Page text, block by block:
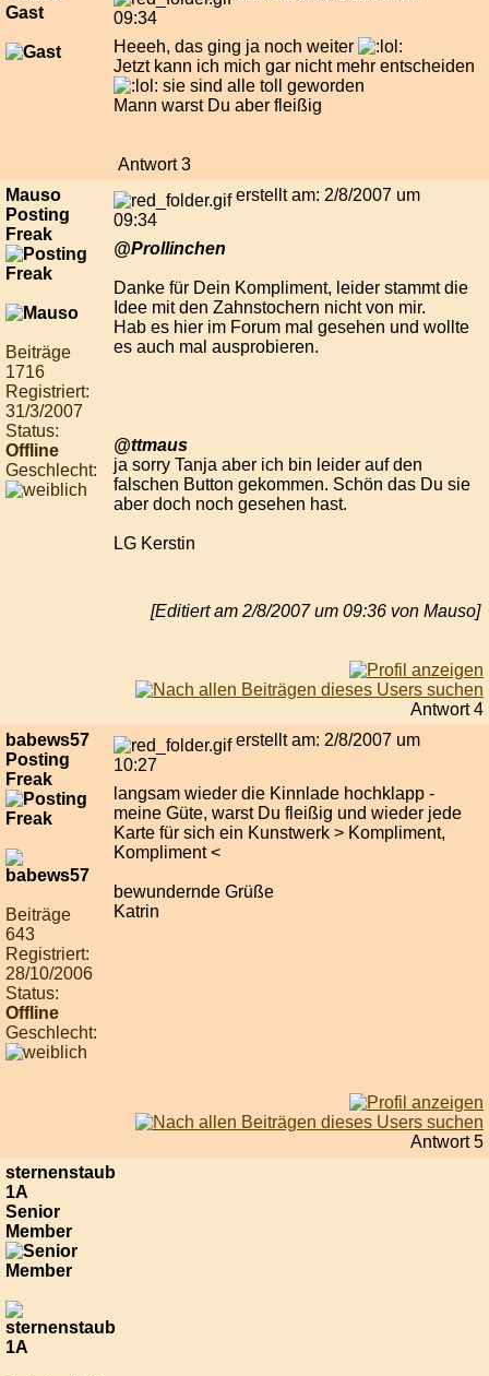
Gast
09:34
Heeeh, das ging ja noch weiter
Jetzt kann ich mich gar nicht mehr entscheiden
sie sind alle toll geworden
Mann warst Du aber fleißig
Antwort 3
Mauso
Posting
Freak
Beiträge
1716
Registriert:
31/3/2007
Status:
Offline
Geschlecht:
erstellt am: 2/8/2007 um
09:34
@Prollinchen
Danke für Dein Kompliment, leider stammt die
Idee mit den Zahnstochern nicht von mir.
Hab es hier im Forum mal gesehen und wollte
es auch mal ausprobieren.
@ttmaus
ja sorry Tanja aber ich bin leider auf den
falschen Button gekommen. Schön das Du sie
aber doch noch gesehen hast.
LG Kerstin
[Editiert am 2/8/2007 um 09:36 von Mauso]
Antwort 4
babews57
Posting
Freak
Beiträge
643
Registriert:
28/10/2006
Status:
Offline
Geschlecht:
erstellt am: 2/8/2007 um
10:27
langsam wieder die Kinnlade hochklapp -
meine Güte, warst Du fleißig und wieder jede
Karte für sich ein Kunstwerk > Kompliment,
Kompliment <
bewundernde Grüße
Katrin
Antwort 5
sternenstaub
1A
Senior
Member